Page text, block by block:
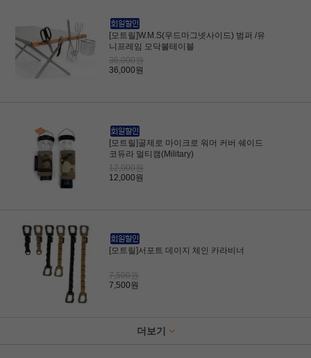
[모트릴]W.M.S(우드마그넷사이드) 범퍼 /유
니프레임 모닥불테이블
36,000원
36,000원
[모트릴]골제로 마이크로 워머 커버 쉐이드
코듀라 멀티캠(Military)
12,000원
12,000원
[모트릴]서포트 데이지 체인 카라비너
7,500원
7,500원
더보기